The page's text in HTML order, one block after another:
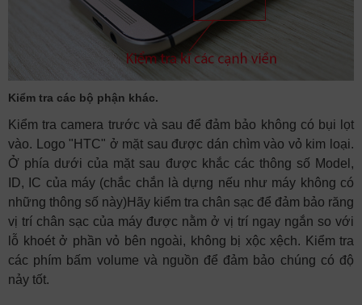
Kiểm tra các bộ phận khác.
Kiểm tra camera trước và sau để đảm bảo không có bụi lọt
vào. Logo "HTC" ở mặt sau được dán chìm vào vỏ kim loại.
Ở phía dưới của mặt sau được khắc các thông số Model,
ID, IC của máy (chắc chắn là dựng nếu như máy không có
những thông số này)Hãy kiểm tra chân sạc để đảm bảo răng
vị trí chân sạc của máy được nằm ở vị trí ngay ngắn so với
lỗ khoét ở phần vỏ bên ngoài, không bị xộc xệch. Kiểm tra
các phím bấm volume và nguồn để đảm bảo chúng có độ
nảy tốt.